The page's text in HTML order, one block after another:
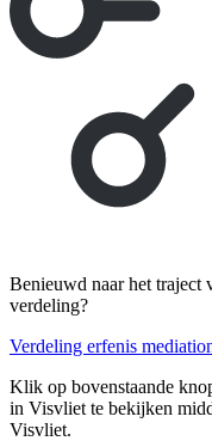
Benieuwd naar het
verdeling?
Verdeling erfenis
Klik op bovenstaande
in Visvliet te bekijken
Visvliet.